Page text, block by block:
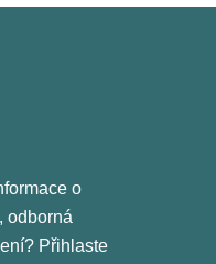
o
odborná
Přihlaste